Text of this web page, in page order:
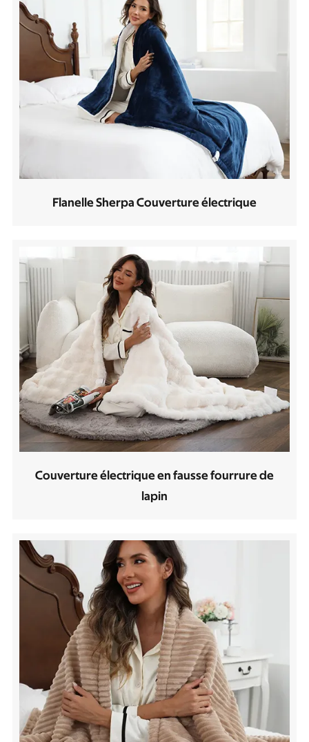
Flanelle Sherpa Couverture électrique
Couverture électrique en fausse fourrure de
lapin